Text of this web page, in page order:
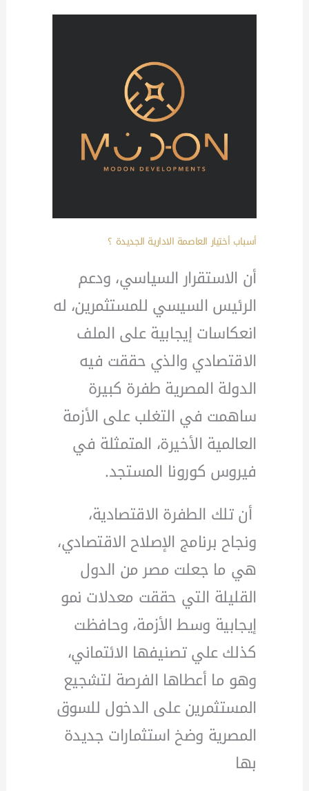
أسباب أختيار العاصمة الادارية الجديدة ؟
أن الاستقرار السياسي، ودعم
الرئيس السيسي للمستثمرين، له
انعكاسات إيجابية على الملف
الاقتصادي والذي حققت فيه
الدولة المصرية طفرة كبيرة
ساهمت في التغلب على الأزمة
العالمية الأخيرة، المتمثلة في
فيروس كورونا المستجد.
أن تلك الطفرة الاقتصادية،
ونجاح برنامج الإصلاح الاقتصادي،
هي ما جعلت مصر من الدول
القليلة التي حققت معدلات نمو
إيجابية وسط الأزمة، وحافظت
كذلك علي تصنيفها الائتماني،
وهو ما أعطاها الفرصة لتشجيع
المستثمرين على الدخول للسوق
المصرية وضخ استثمارات جديدة
بها